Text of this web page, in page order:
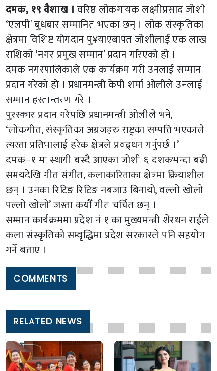
दमक, १९ वैशाख । वरिष्ठ लोकगायक लक्ष्मीप्रसाद जोशी
‘एलपी’ बुधबार सम्मानित भएका छन् । लोक संस्कृतिका
क्षेत्रमा विशिष्ट योगदान पु¥याएबापत जोशीलाई एक लाख
राशिको ‘नगर प्रमुख सम्मान’ प्रदान गरिएको हो ।
दमक नगरपालिकाले एक कार्यक्रम गरी उनलाई सम्मान
प्रदान गरेको हो । प्रधानमन्त्री केपी शर्मा ओलीले उनलाई
सम्मान हस्तान्तरण गरे ।
पुरस्कार प्रदान गरेपछि प्रधानमन्त्री ओलीले भने,
‘लोकगीत, संस्कृतिका अग्रजहरु राष्ट्रका सम्पत्ति भएकाले
त्यस्ता प्रतिभालाई हरेक क्षेत्रले प्रवद्र्धन गर्नुपर्छ ।’
दमक–१ मा स्थायी बस्दै आएका जोशी ६ दशकभन्दा बढी
समयदेखि गीत संगीत, कलाकारिताका क्षेत्रमा क्रियाशील
छन् । उनका रिटिङ रिटिङ नबजाउ बिनायो, वल्लो खोलो
पल्लो खोलो’ जस्ता कयौँ गीत चर्चित छन् ।
सम्मान कार्यक्रममा प्रदेश नं १ का मुख्यमन्त्री शेरधन राईले
कला संस्कृतिको सम्वृद्धिमा प्रदेश सरकारले पनि सहयोग
गर्ने बताए ।
COMMENTS
RELATED NEWS